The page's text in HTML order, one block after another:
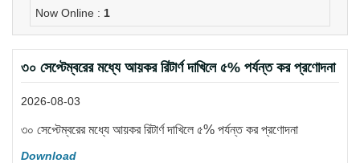
৩০ সেপ্টেম্বরের মধ্যে আয়কর রিটার্ণ দাখিলে ৫% পর্যন্ত কর প্রণোদনা
2026-08-03
৩০ সেপ্টেম্বরের মধ্যে আয়কর রিটার্ণ দাখিলে ৫% পর্যন্ত কর প্রণোদনা
Download
Now Online : 1